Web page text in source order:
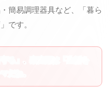
簡易調理器具など、「暮ら
です。